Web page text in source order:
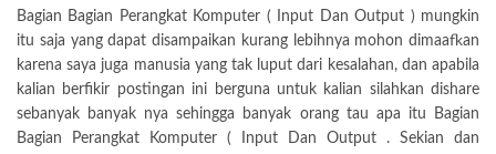
Bagian Bagian Perangkat Komputer ( Input Dan Output ) mungkin
itu saja yang dapat disampaikan kurang lebihnya mohon dimaafkan
karena saya juga manusia yang tak luput dari kesalahan, dan apabila
kalian berfikir postingan ini berguna untuk kalian silahkan dishare
sebanyak banyak nya sehingga banyak orang tau apa itu Bagian
Bagian Perangkat Komputer ( Input Dan Output . Sekian dan